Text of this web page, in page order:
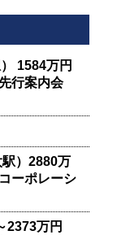
1584万円
行案内会
）2880万
ーポレーシ
2373万円